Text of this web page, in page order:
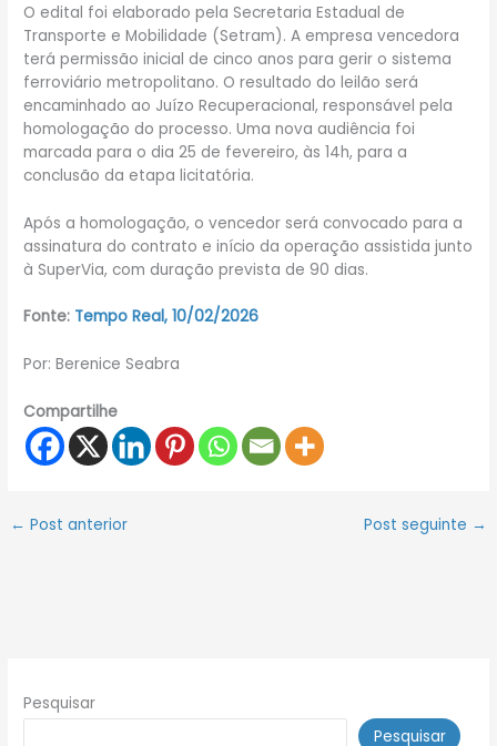
O edital foi elaborado pela Secretaria Estadual de
Transporte e Mobilidade (Setram). A empresa vencedora
terá permissão inicial de cinco anos para gerir o sistema
ferroviário metropolitano. O resultado do leilão será
encaminhado ao Juízo Recuperacional, responsável pela
homologação do processo. Uma nova audiência foi
marcada para o dia 25 de fevereiro, às 14h, para a
conclusão da etapa licitatória.
Após a homologação, o vencedor será convocado para a
assinatura do contrato e início da operação assistida junto
à SuperVia, com duração prevista de 90 dias.
Fonte: Tempo Real, 10/02/2026
Por: Berenice Seabra
Compartilhe
← Post anterior Post seguinte →
Pesquisar
Pesquisar